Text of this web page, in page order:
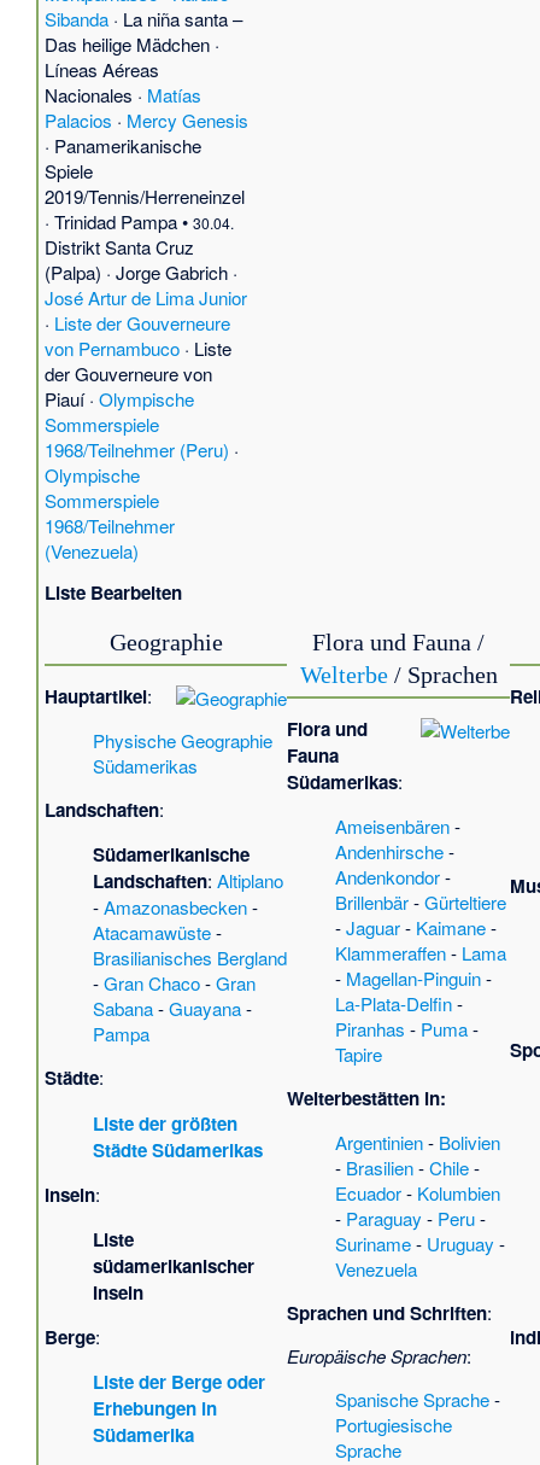
Sibanda · La niña santa –
Das heilige Mädchen ·
Líneas Aéreas
Nacionales · Matías
Palacios · Mercy Genesis
· Panamerikanische
Spiele
2019/Tennis/Herreneinzel
·Trinidad Pampa•30.04.
Distrikt Santa Cruz
(Palpa) ·Jorge Gabrich ·
José Artur de Lima Junior
· Liste der Gouverneure
von Pernambuco · Liste
der Gouverneure von
Piauí·Olympische
Sommerspiele
1968/Teilnehmer (Peru) ·
Olympische
Sommerspiele
1968/Teilnehmer
(Venezuela)
Liste Bearbeiten
Geographie
Hauptartikel:
Physische Geographie
Südamerikas
Landschaften:
Südamerikanische
Landschaften:Altiplano
-Amazonasbecken-
Atacamawüste-
Brasilianisches Bergland
-Gran Chaco-Gran
Sabana-Guayana-
Pampa
Städte:
Liste der größten
Städte Südamerikas
Inseln:
Liste
südamerikanischer
Inseln
Berge:
Liste der Berge oder
Erhebungen in
Südamerika
Flora und Fauna /
Welterbe/ Sprachen
Flora und
Fauna
Südamerikas:
Ameisenbären-
Andenhirsche-
Andenkondor-
Brillenbär-Gürteltiere
-Jaguar- Kaimane-
Klammeraffen- Lama
- Magellan-Pinguin-
La-Plata-Delfin-
Piranhas - Puma-
Tapire
Welterbestätten in:
Argentinien- Bolivien
- Brasilien-Chile-
Ecuador- Kolumbien
- Paraguay - Peru-
Suriname- Uruguay -
Venezuela
Sprachen und Schriften:
Europäische Sprachen:
Spanische Sprache-
Portugiesische
Sprache